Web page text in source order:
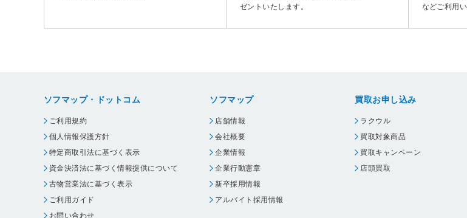
ゼントいたします。
などご利用
ソフマップ・ドットコム
ご利用規約
個人情報保護方針
特定商取引法に基づく表示
資金決済法に基づく情報提供について
古物営業法に基づく表示
ご利用ガイド
お問い合わせ
ソフマップ
店舗情報
会社概要
企業情報
企業行動憲章
新卒採用情報
アルバイト採用情報
買取お申し込み
ラクウル
買取対象商品
買取キャンペーン
店頭買取